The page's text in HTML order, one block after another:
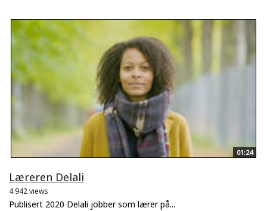
01:24
Læreren Delali
4.942 views
Publisert 2020 Delali jobber som lærer på...